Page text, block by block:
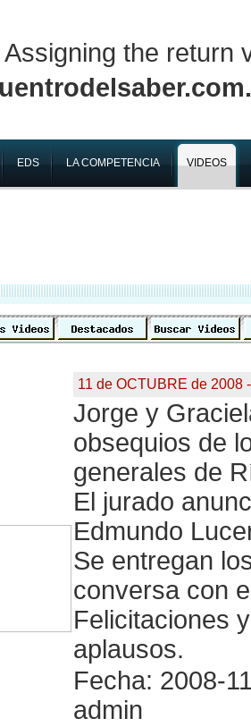
Assigning the return
EDS LA COMPETENCIA VIDEOS
11 de OCTUBRE de 2008
Jorge y
obsequios de
generales de
El jurado
Edmundo
Se entregan
conversa con
Felicitaciones
aplausos.
Fecha: 2008-
admin